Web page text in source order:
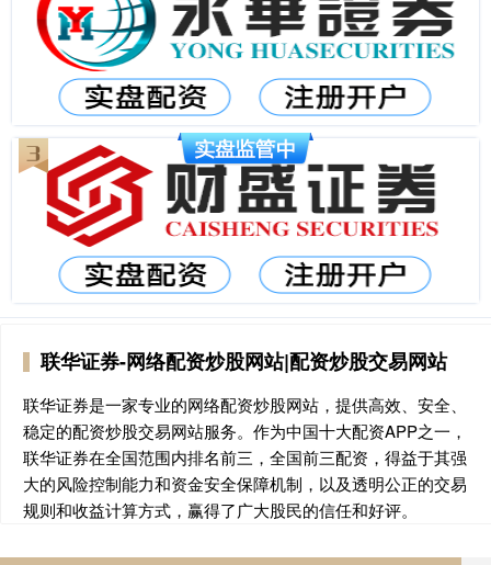
联华证券-网络配资炒股网站|配资炒股交易网站
联华证券是一家专业的网络配资炒股网站，提供高效、安全、
稳定的配资炒股交易网站服务。作为中国十大配资APP之一，
联华证券在全国范围内排名前三，全国前三配资，得益于其强
大的风险控制能力和资金安全保障机制，以及透明公正的交易
规则和收益计算方式，赢得了广大股民的信任和好评。